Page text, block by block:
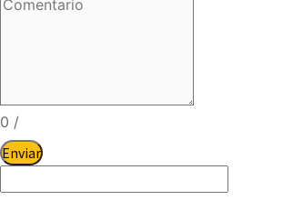
0 /
Enviar